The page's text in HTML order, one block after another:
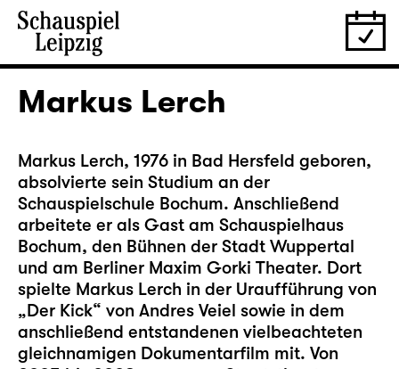
Markus Lerch
Markus Lerch, 1976 in Bad Hersfeld geboren,
absolvierte sein Studium an der
Schauspielschule Bochum. Anschließend
arbeitete er als Gast am Schauspielhaus
Bochum, den Bühnen der Stadt Wuppertal
und am Berliner Maxim Gorki Theater. Dort
spielte Markus Lerch in der Uraufführung von
„Der Kick“ von Andres Veiel sowie in dem
anschließend entstandenen vielbeachteten
gleichnamigen Dokumentarfilm mit. Von